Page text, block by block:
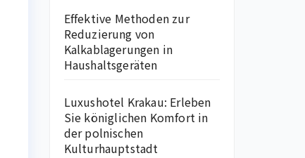
Effektive Methoden zur
Reduzierung von
Kalkablagerungen in
Haushaltsgeräten
Luxushotel Krakau: Erleben
Sie königlichen Komfort in
der polnischen
Kulturhauptstadt